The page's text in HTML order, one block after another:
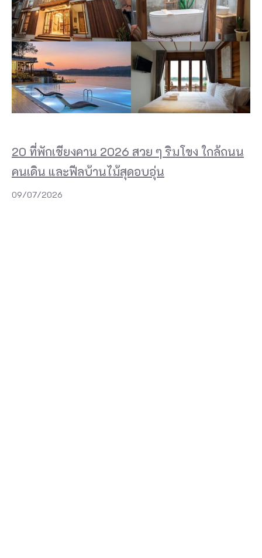
20 ที่พักเชียงคาน 2026 สวย ๆ ริมโขง ใกล้ถนน
คนเดิน และฟีลบ้านไม้สุดอบอุ่น
09/07/2026